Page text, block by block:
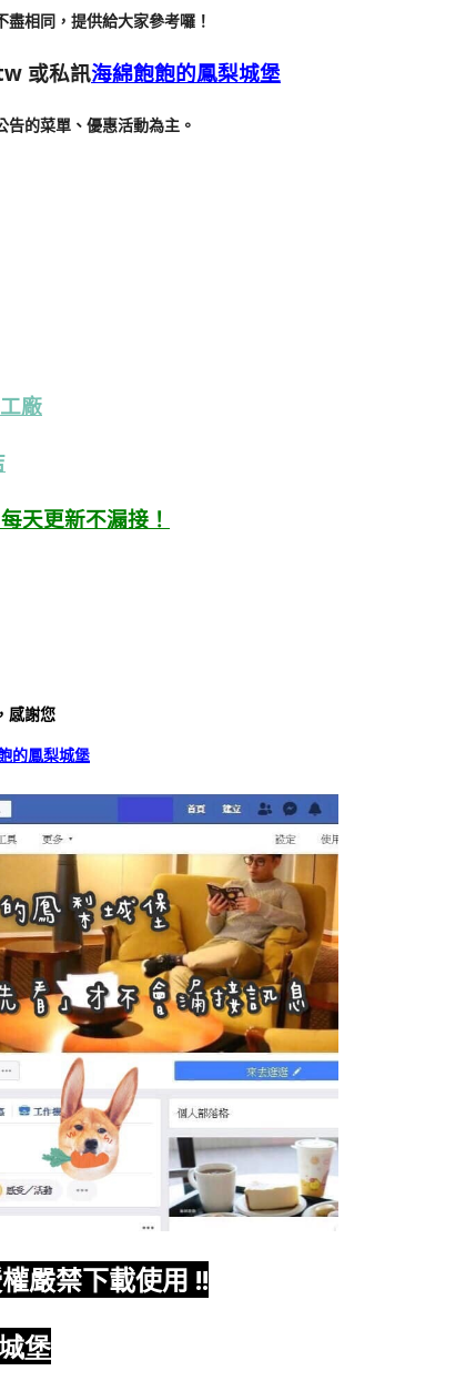
相同，提供給大家參考囉！
或私訊海綿飽飽的鳳梨城堡
的菜單、優惠活動為主。
廠
天更新不漏接！
感謝您
的鳳梨城堡
嚴禁下載使用 !!
堡